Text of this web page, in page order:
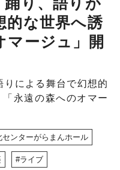
的な世界へ誘
マージュ」開
による舞台で幻想的
永遠の森へのオマー
センターがらまんホール
ライブ